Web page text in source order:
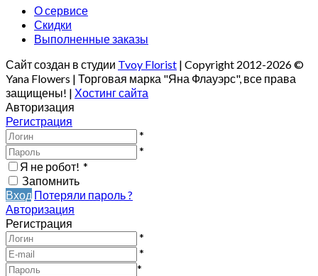
О сервисе
Скидки
Выполненные заказы
Сайт создан в студии Tvoy Florist | Copyright 2012-2026 ©
Yana Flowers | Торговая марка "Яна Флауэрс", все права
защищены! | Хостинг сайта
Авторизация
Регистрация
*
*
Я не робот! *
Запомнить
Вход Потеряли пароль ?
Авторизация
Регистрация
*
*
*